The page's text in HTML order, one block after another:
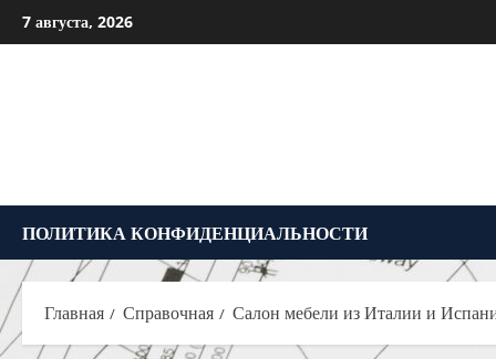
Перейти
к
7 августа, 2026
ПОЛИТИКА КОНФИДЕНЦИАЛЬНОСТИ
Главная Справочная Салон мебели из Италии и